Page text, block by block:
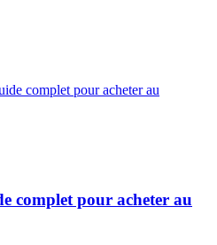
complet pour acheter au